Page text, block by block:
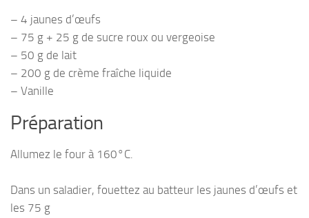
– 4 jaunes d’œufs
– 75 g + 25 g de sucre roux ou vergeoise
– 50 g de lait
– 200 g de crème fraîche liquide
– Vanille
Préparation
Allumez le four à 160°C.
Dans un saladier, fouettez au batteur les jaunes d’œufs et
les 75 g